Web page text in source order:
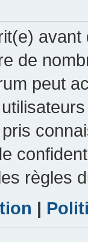
avant
de
peut
règles
|